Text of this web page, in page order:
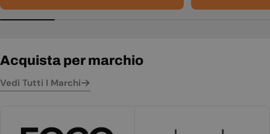
Acquista per marchio
Vedi Tutti I Marchi